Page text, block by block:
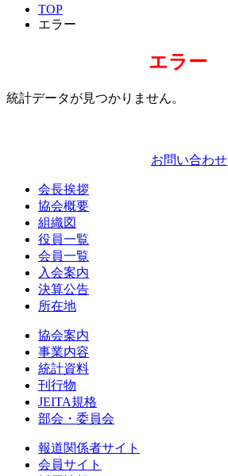
TOP
エラー
エラー
統計データが見つかりません。
お問い合わせ
会長挨拶
協会概要
組織図
役員一覧
会員一覧
入会案内
決算公告
所在地
協会案内
事業内容
統計資料
刊行物
JEITA規格
部会・委員会
報道関係者サイト
会員サイト